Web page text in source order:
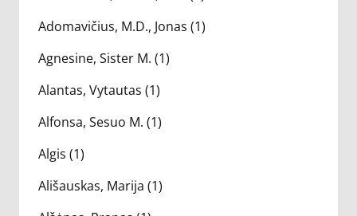
Adomavičius, M.D., Jonas (1)
Agnesine, Sister M. (1)
Alantas, Vytautas (1)
Alfonsa, Sesuo M. (1)
Algis (1)
Ališauskas, Marija (1)